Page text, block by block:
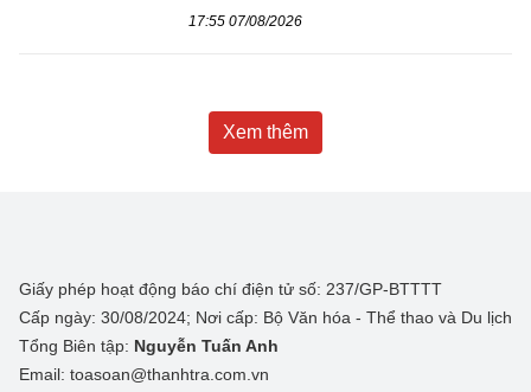
17:55 07/08/2026
Xem thêm
Giấy phép hoạt động báo chí điện tử số: 237/GP-BTTTT
Cấp ngày: 30/08/2024; Nơi cấp: Bộ Văn hóa - Thể thao và Du lịch
Tổng Biên tập: Nguyễn Tuấn Anh
Email: toasoan@thanhtra.com.vn